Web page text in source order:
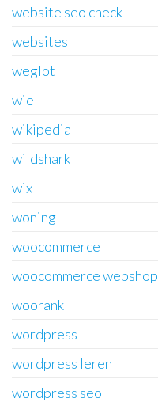
website seo check
websites
weglot
wie
wikipedia
wildshark
wix
woning
woocommerce
woocommerce webshop
woorank
wordpress
wordpress leren
wordpress seo